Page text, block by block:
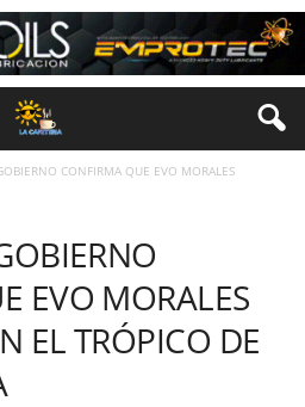
CONFIRMA QUE EVO MORALES
EVO MORALES
EL TRÓPICO DE